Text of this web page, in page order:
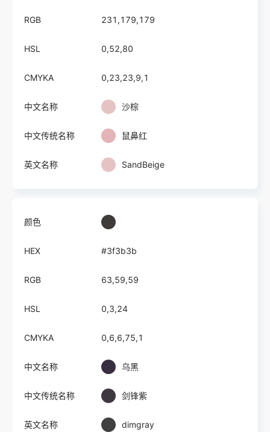
RGB 231,179,179
HSL 0,52,80
CMYKA 0,23,23,9,1
中文名称 沙棕
中文传统名称 鼠鼻红
英文名称 SandBeige
颜色
HEX #3f3b3b
RGB 63,59,59
HSL 0,3,24
CMYKA 0,6,6,75,1
中文名称 乌黑
中文传统名称 剑锋紫
英文名称 dimgray